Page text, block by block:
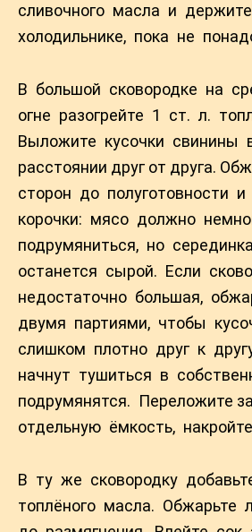
сливочного масла и
холодильнике, пока не
В большой сковородке на
огне разогрейте 1 ст. л.
Выложите кусочки свинины
расстоянии друг от друга.
сторон до полуготовности и
корочки: мясо должно
подрумяниться, но
останется сырой. Если
недостаточно большая,
двумя партиями, чтобы
слишком плотно друг к
начнут тушиться в
подрумянятся. Переложите
отдельную ёмкость,
В ту же сковородку
топлёного масла. Обжарьте